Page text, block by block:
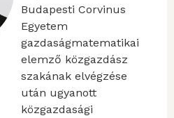
Budapesti Corvinus
Egyetem
gazdaságmatematikai
elemző közgazdász
szakának elvégzése
után ugyanott
közgazdasági